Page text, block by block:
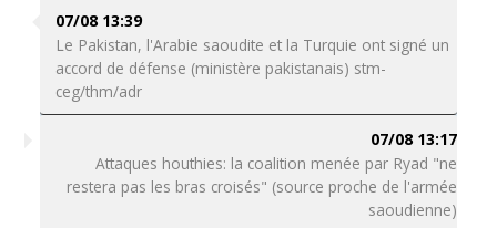
07/08 13:39
Le Pakistan, l'Arabie saoudite et la Turquie ont signé un
accord de défense (ministère pakistanais) stm-
ceg/thm/adr
07/08 13:17
Attaques houthies: la coalition menée par Ryad "ne
restera pas les bras croisés" (source proche de l'armée
saoudienne)